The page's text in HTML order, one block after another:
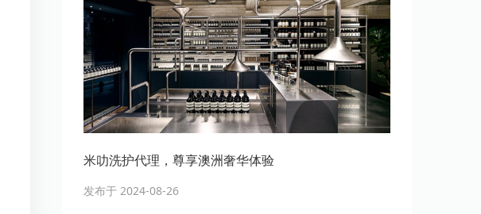
米叻洗护代理，尊享澳洲奢华体验
发布于 2024-08-26